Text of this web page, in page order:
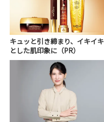
キュッと引き締まり、イキイキ
とした肌印象に（PR）